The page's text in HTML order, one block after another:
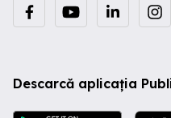
Descarcă aplicația